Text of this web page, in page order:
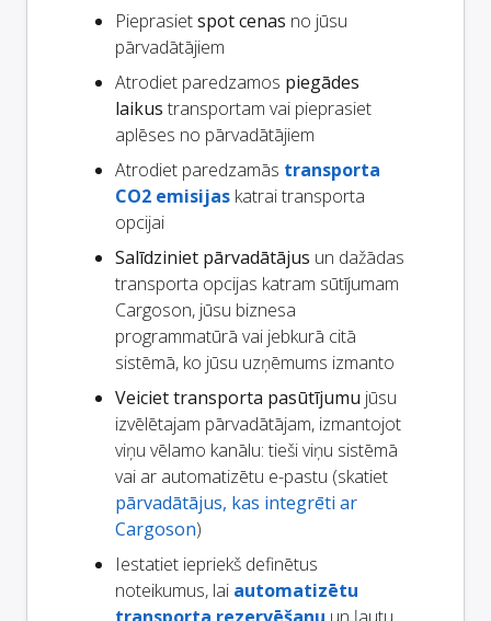
Pieprasietspot cenas no jūsu
pārvadātājiem
Atrodiet paredzamos piegādes
laikus transportam vai pieprasiet
aplēses no pārvadātājiem
Atrodiet paredzamās transporta
CO2 emisijas katrai transporta
opcijai
Salīdziniet pārvadātājus un dažādas
transporta opcijas katram sūtījumam
Cargoson, jūsu biznesa
programmatūrā vai jebkurā citā
sistēmā, ko jūsu uzņēmums izmanto
Veiciet transporta pasūtījumu jūsu
izvēlētajam pārvadātājam, izmantojot
viņu vēlamo kanālu: tieši viņu sistēmā
vai ar automatizētu e-pastu (skatiet
pārvadātājus, kas integrēti ar
Cargoson)
Iestatiet iepriekš definētus
noteikumus, lai automatizētu